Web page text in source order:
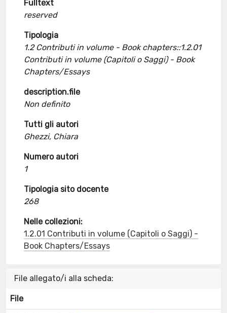
Fulltext
reserved
Tipologia
1.2 Contributi in volume - Book chapters::1.2.01
Contributi in volume (Capitoli o Saggi) - Book
Chapters/Essays
description.file
Non definito
Tutti gli autori
Ghezzi, Chiara
Numero autori
1
Tipologia sito docente
268
Nelle collezioni:
1.2.01 Contributi in volume (Capitoli o Saggi) -
Book Chapters/Essays
File allegato/i alla scheda:
File